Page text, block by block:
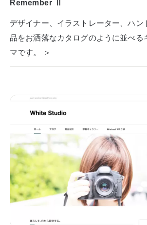
Remember Ⅱ
デザイナー、イラストレーター、ハン
品をお洒落なカタログのように並べる
マです。 ＞